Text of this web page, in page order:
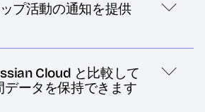
プ活動の通知を提供
Cloud と比較して
データを保持できます